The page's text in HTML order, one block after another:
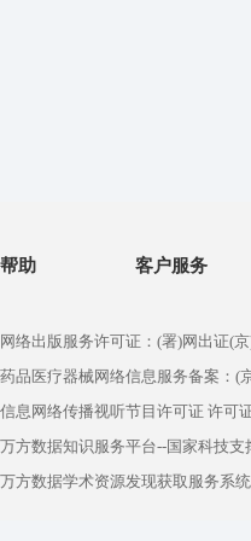
帮助 客户服务
网络出版服务许可证：(署)网出证(
药品医疗器械网络信息服务备案：(
信息网络传播视听节目许可证 许可
万方数据知识服务平台--国家科技支
万方数据学术资源发现获取服务系